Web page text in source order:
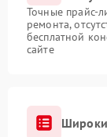
Точные прайс-
ремонта,
бесплатной
сайте